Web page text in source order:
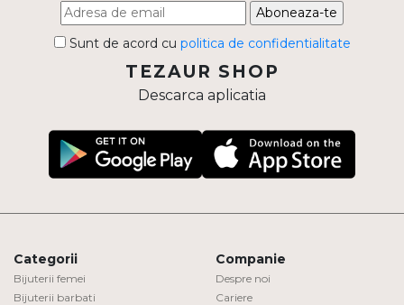
Aboneaza-te
Sunt de acord cu politica de confidentialitate
TEZAUR SHOP
Descarca aplicatia
Categorii
Bijuterii femei
Bijuterii barbati
Companie
Despre noi
Cariere